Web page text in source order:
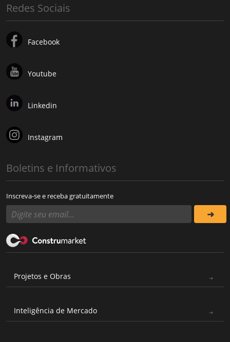
Redes Sociais
Facebook
Youtube
Linkedin
Instagram
Boletins e Informativos
Inscreva-se e receba gratuitamente
Projetos e Obras
Inteligência de Mercado